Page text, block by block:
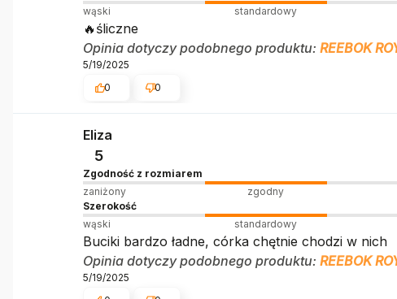
wąski
standardowy
🔥śliczne
Opinia dotyczy podobnego produktu: REEBOK
5/19/2025
0
0
Eliza
5
Zgodność z rozmiarem
zaniżony
zgodny
Szerokość
wąski
standardowy
Buciki bardzo ładne, córka chętnie chodzi w nich
Opinia dotyczy podobnego produktu: REEBOK
5/19/2025